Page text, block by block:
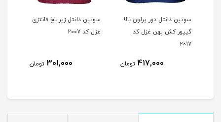
سوتین دانتل دور پرلون بالا
گیپور کش پهن غزل کد
2017
417,000 تومان
سوتین دانتل زیر نخ فانتزی
غزل کد 2007
301,000 تومان